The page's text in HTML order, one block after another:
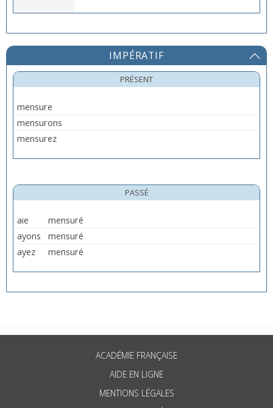
IMPÉRATIF
PRÉSENT
mensure
mensurons
mensurez
PASSÉ
aie
mensuré
ayons
mensuré
ayez
mensuré
ACADÉMIE FRANÇAISE
AIDE EN LIGNE
MENTIONS LÉGALES